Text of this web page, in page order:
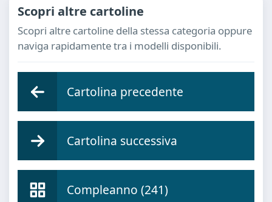
Scopri altre cartoline
Scopri altre cartoline della stessa categoria oppure
naviga rapidamente tra i modelli disponibili.
Cartolina precedente
Cartolina successiva
Compleanno (241)